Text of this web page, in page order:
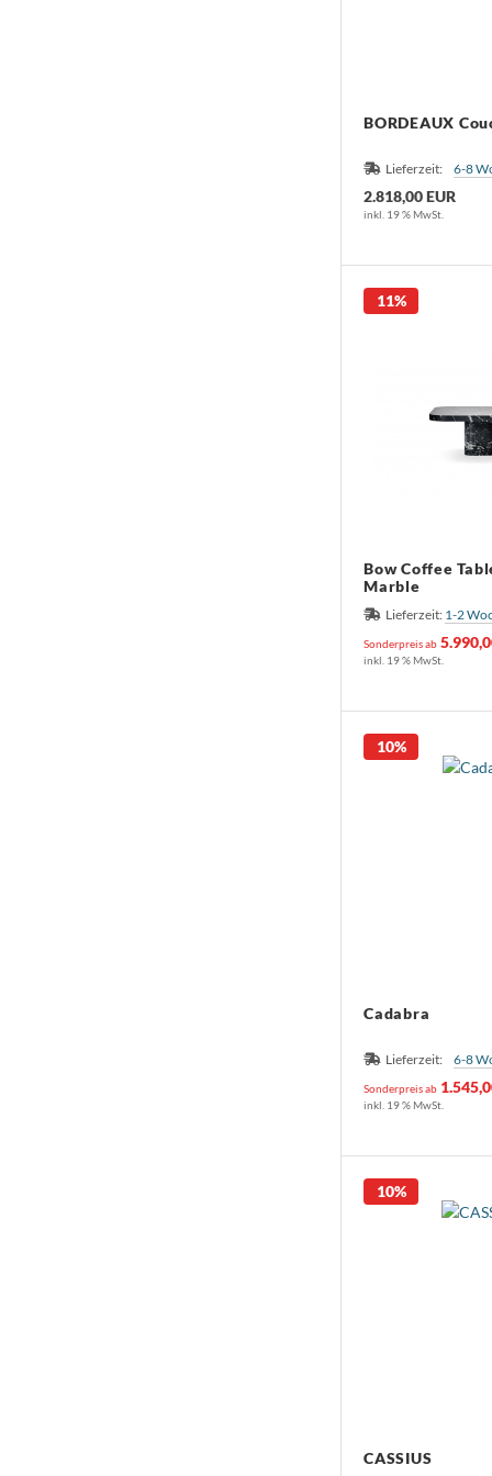
BORDEAUX
Lieferzeit: 6-8
2.818,00 EUR
inkl. 19 % MwSt.
Bow Coffee
Marble
Lieferzeit: 1-2
Sonderpreis ab
11%
inkl. 19 % MwSt.
Cadabra
Lieferzeit: 6-8
Sonderpreis ab
10%
inkl. 19 % MwSt.
CASSIUS
10%